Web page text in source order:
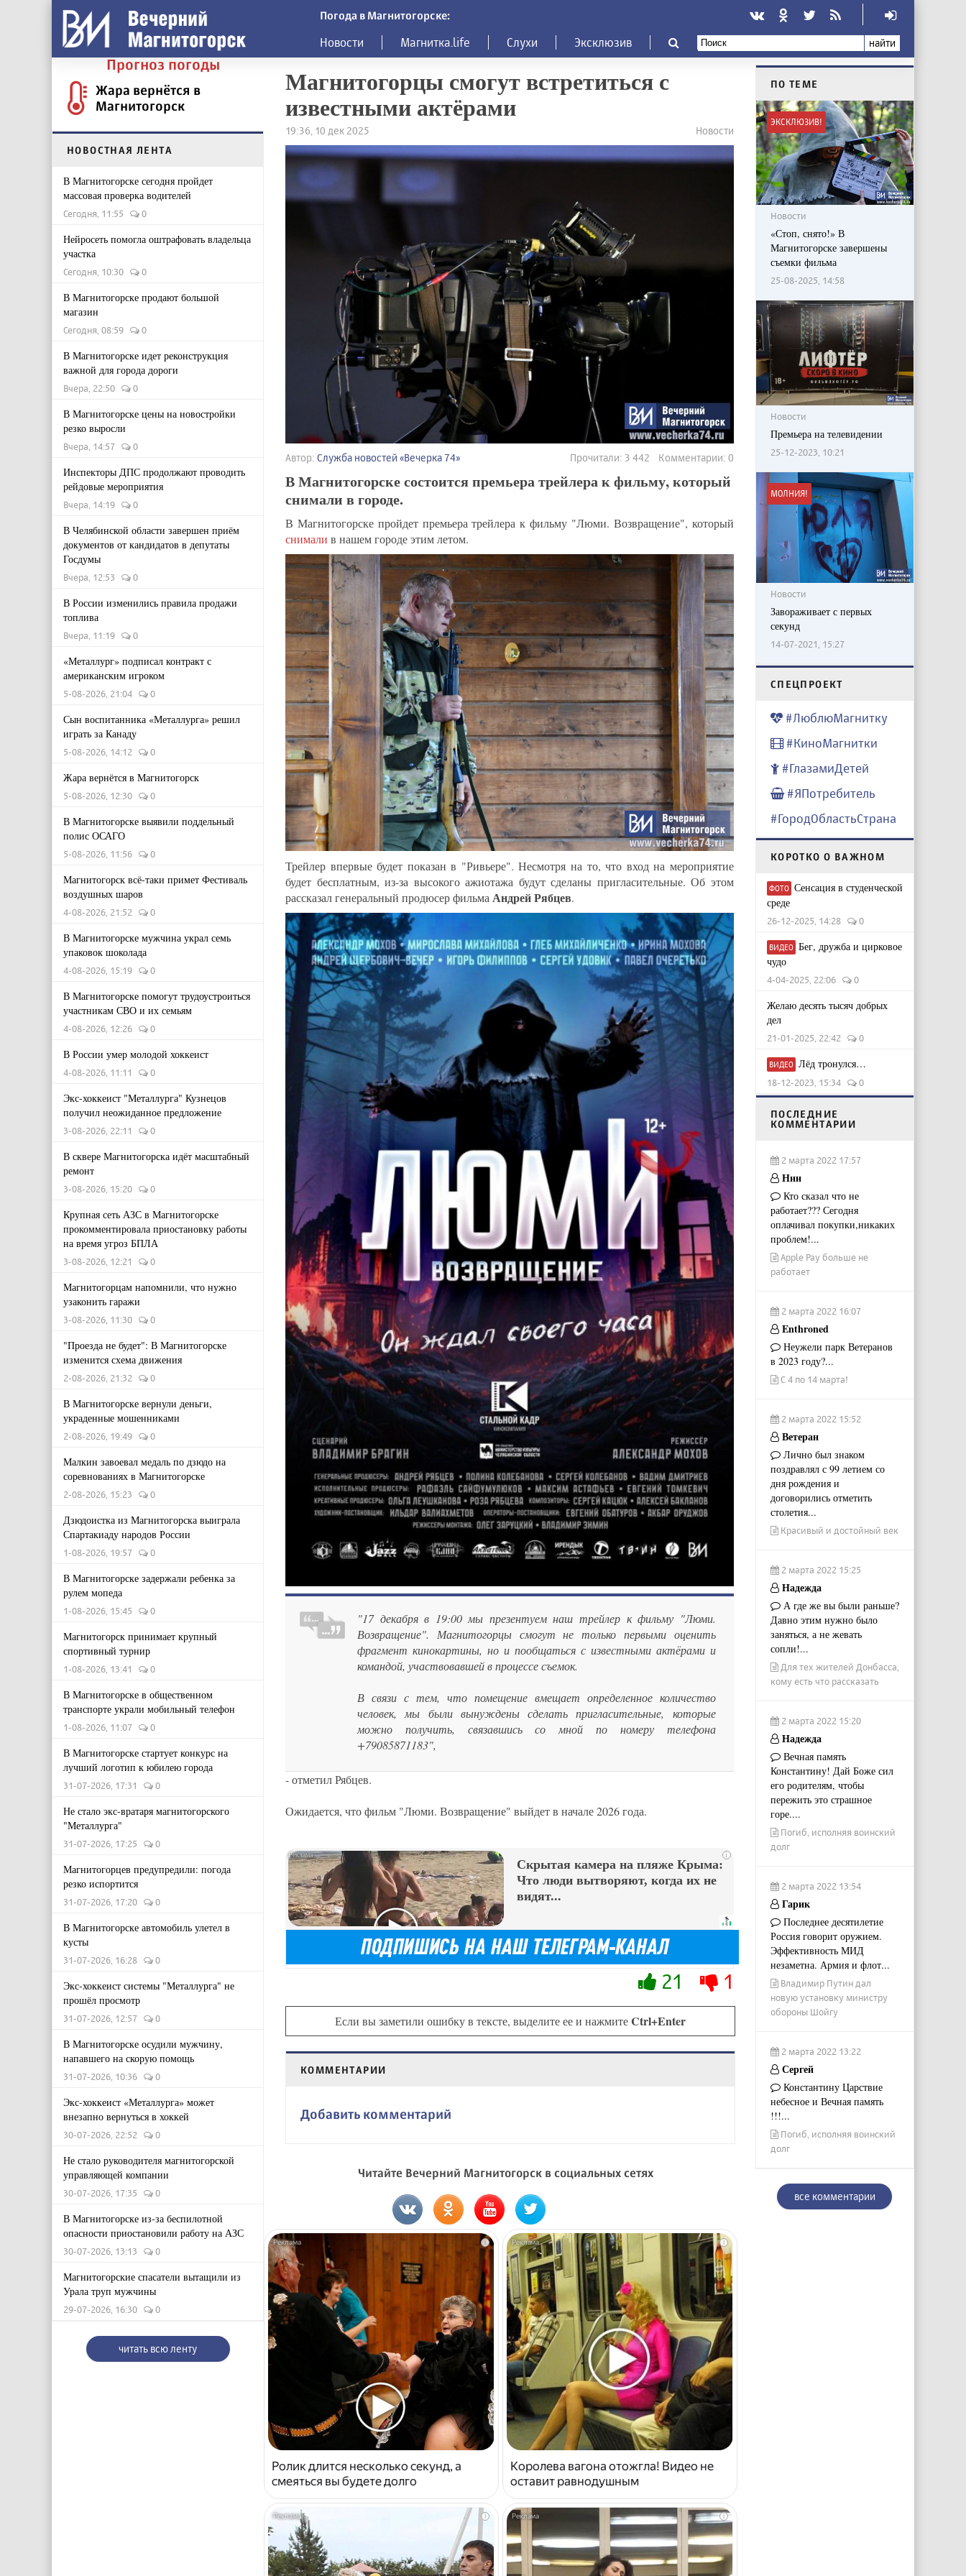
Погода в Магнитогорске:
Новости Магнитка.life Слухи Эксклюзив найти
Прогноз погоды
Жара вернётся в
Магнитогорск
НОВОСТНАЯ ЛЕНТА
В Магнитогорске сегодня пройдет
массовая проверка водителей
Сегодня, 11:55 0
Нейросеть помогла оштрафовать владельца
участка
Сегодня, 10:30 0
В Магнитогорске продают большой
магазин
Сегодня, 08:59 0
В Магнитогорске идет реконструкция
важной для города дороги
Вчера, 22:50 0
В Магнитогорске цены на новостройки
резко выросли
Вчера, 14:57 0
Инспекторы ДПС продолжают проводить
рейдовые мероприятия
Вчера, 14:19 0
В Челябинской области завершен приём
документов от кандидатов в депутаты
Госдумы
Вчера, 12:53 0
В России изменились правила продажи
топлива
Вчера, 11:19 0
«Металлург» подписал контракт с
американским игроком
5-08-2026, 21:04 0
Сын воспитанника «Металлурга» решил
играть за Канаду
5-08-2026, 14:12 0
Жара вернётся в Магнитогорск
5-08-2026, 12:30 0
В Магнитогорске выявили поддельный
полис ОСАГО
5-08-2026, 11:56 0
Магнитогорск всё-таки примет Фестиваль
воздушных шаров
4-08-2026, 21:52 0
В Магнитогорске мужчина украл семь
упаковок шоколада
4-08-2026, 15:19 0
В Магнитогорске помогут трудоустроиться
участникам СВО и их семьям
4-08-2026, 12:26 0
В России умер молодой хоккеист
4-08-2026, 11:11 0
Экс-хоккеист "Металлурга" Кузнецов
получил неожиданное предложение
3-08-2026, 22:11 0
В сквере Магнитогорска идёт масштабный
ремонт
3-08-2026, 15:20 0
Крупная сеть АЗС в Магнитогорске
прокомментировала приостановку работы
на время угроз БПЛА
3-08-2026, 12:21 0
Магнитогорцам напомнили, что нужно
узаконить гаражи
3-08-2026, 11:30 0
"Проезда не будет": В Магнитогорске
изменится схема движения
2-08-2026, 21:32 0
В Магнитогорске вернули деньги,
украденные мошенниками
2-08-2026, 19:49 0
Малкин завоевал медаль по дзюдо на
соревнованиях в Магнитогорске
2-08-2026, 15:23 0
Дзюдоистка из Магнитогорска выиграла
Спартакиаду народов России
1-08-2026, 19:57 0
В Магнитогорске задержали ребенка за
рулем мопеда
1-08-2026, 15:45 0
Магнитогорск принимает крупный
спортивный турнир
1-08-2026, 13:41 0
В Магнитогорске в общественном
транспорте украли мобильный телефон
1-08-2026, 11:07 0
В Магнитогорске стартует конкурс на
лучший логотип к юбилею города
31-07-2026, 17:31 0
Не стало экс-вратаря магнитогорского
"Металлурга"
31-07-2026, 17:25 0
Магнитогорцев предупредили: погода
резко испортится
31-07-2026, 17:20 0
В Магнитогорске автомобиль улетел в
кусты
31-07-2026, 16:28 0
Экс-хоккеист системы "Металлурга" не
прошёл просмотр
31-07-2026, 12:57 0
В Магнитогорске осудили мужчину,
напавшего на скорую помощь
31-07-2026, 10:36 0
Экс-хоккеист «Металлурга» может
внезапно вернуться в хоккей
30-07-2026, 22:52 0
Не стало руководителя магнитогорской
управляющей компании
30-07-2026, 17:35 0
В Магнитогорске из-за беспилотной
опасности приостановили работу на АЗС
30-07-2026, 13:13 0
Магнитогорские спасатели вытащили из
Урала труп мужчины
29-07-2026, 16:30 0
читать всю ленту
Магнитогорцы смогут встретиться с
известными актёрами
19:36, 10 дек 2025 Новости
Автор: Служба новостей «Вечерка 74» Прочитали: 3 442 Комментарии: 0
В Магнитогорске состоится премьера трейлера к фильму, который
снимали в городе.
В Магнитогорске пройдет премьера трейлера к фильму "Люми. Возвращение", который
снимали в нашем городе этим летом.
Трейлер впервые будет показан в "Ривьере". Несмотря на то, что вход на мероприятие
будет бесплатным, из-за высокого ажиотажа будут сделаны пригласительные. Об этом
рассказал генеральный продюсер фильмаАндрей Рябцев.
"17 декабря в 19:00 мы презентуем наш трейлер к фильму "Люми.
Возвращение". Магнитогорцы смогут не только первыми оценить
фрагмент кинокартины, но и пообщаться с известными актёрами и
командой, участвовавшей в процессе съемок.
В связи с тем, что помещение вмещает определенное количество
человек, мы были вынуждены сделать пригласительные, которые
можно получить, связавшись со мной по номеру телефона
+79085871183",
- отметил Рябцев.
Ожидается, что фильм "Люми. Возвращение" выйдет в начале 2026 года.
i
Скрытая камера на пляже Крыма:
Что люди вытворяют, когда их не
видят...
21 1
Если вы заметили ошибку в тексте, выделите ее и нажмитеCtrl+Enter
КОММЕНТАРИИ
Добавить комментарий
Читайте Вечерний Магнитогорск в социальных сетях
i
Ролик длится несколько секунд, а
смеяться вы будете долго
i
Королева вагона отожгла! Видео не
оставит равнодушным
i i
ПО ТЕМЕ
ЭКСКЛЮЗИВ!
Новости
«Стоп, снято!» В
Магнитогорске завершены
съемки фильма
25-08-2025, 14:58
Новости
Премьера на телевидении
25-12-2023, 10:21
МОЛНИЯ!
Новости
Завораживает с первых
секунд
14-07-2021, 15:27
CПЕЦПРОЕКТ
#ЛюблюМагнитку
#КиноМагнитки
#ГлазамиДетей
#ЯПотребитель
#ГородОбластьСтрана
КОРОТКО О ВАЖНОМ
ФОТО Сенсация в студенческой
среде
26-12-2025, 14:28 0
ВИДЕО Бег, дружба и цирковое
чудо
4-04-2025, 22:06 0
Желаю десять тысяч добрых
дел
21-01-2025, 22:42 0
ВИДЕО Лёд тронулся…
18-12-2023, 15:34 0
ПОСЛЕДНИЕ
КОММЕНТАРИИ
2 марта 2022 17:57
Ннн
Кто сказал что не
работает??? Сегодня
оплачивал покупки,никаких
проблем!...
Apple Pay больше не
работает
2 марта 2022 16:07
Enthroned
Неужели парк Ветеранов
в 2023 году?...
С 4 по 14 марта!
2 марта 2022 15:52
Ветеран
Лично был знаком
поздравлял с 99 летием со
дня рождения и
договорились отметить
столетия...
Красивый и достойный век
2 марта 2022 15:25
Надежда
А где же вы были раньше?
Давно этим нужно было
заняться, а не жевать
сопли!...
Для тех жителей Донбасса,
кому есть что рассказать
2 марта 2022 15:20
Надежда
Вечная память
Константину! Дай Боже сил
его родителям, чтобы
пережить это страшное
горе....
Погиб, исполняя воинский
долг
2 марта 2022 13:54
Гарик
Последнее десятилетие
Россия говорит оружием.
Эффективность МИД
незаметна. Армия и флот...
Владимир Путин дал
новую установку министру
обороны Шойгу
2 марта 2022 13:22
Сергей
Константину Царствие
небесное и Вечная память
!!!...
Погиб, исполняя воинский
долг
все комментарии